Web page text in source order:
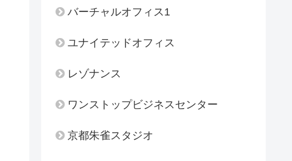
バーチャルオフィス1
ユナイテッドオフィス
レゾナンス
ワンストップビジネスセンター
京都朱雀スタジオ